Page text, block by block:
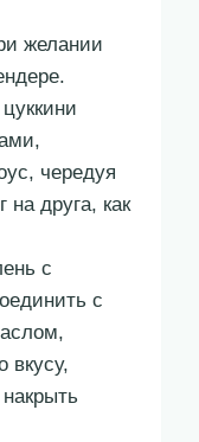
желании
чередуя
на друга, как
с
с
вкусу,